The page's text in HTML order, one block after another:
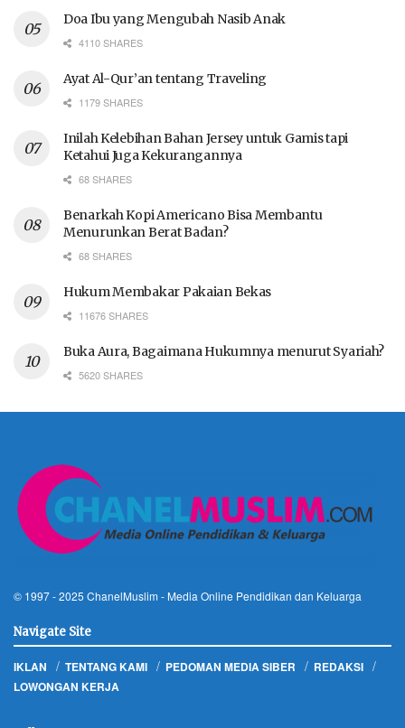
Doa Ibu yang Mengubah Nasib Anak
4110 SHARES
Ayat Al-Qur’an tentang Traveling
1179 SHARES
Inilah Kelebihan Bahan Jersey untuk Gamis tapi
Ketahui Juga Kekurangannya
68 SHARES
Benarkah Kopi Americano Bisa Membantu
Menurunkan Berat Badan?
68 SHARES
Hukum Membakar Pakaian Bekas
11676 SHARES
Buka Aura, Bagaimana Hukumnya menurut Syariah?
5620 SHARES
© 1997 - 2025 ChanelMuslim - Media Online Pendidikan dan Keluarga
Navigate Site
IKLAN TENTANG KAMI PEDOMAN MEDIA SIBER
REDAKSI
LOWONGAN KERJA